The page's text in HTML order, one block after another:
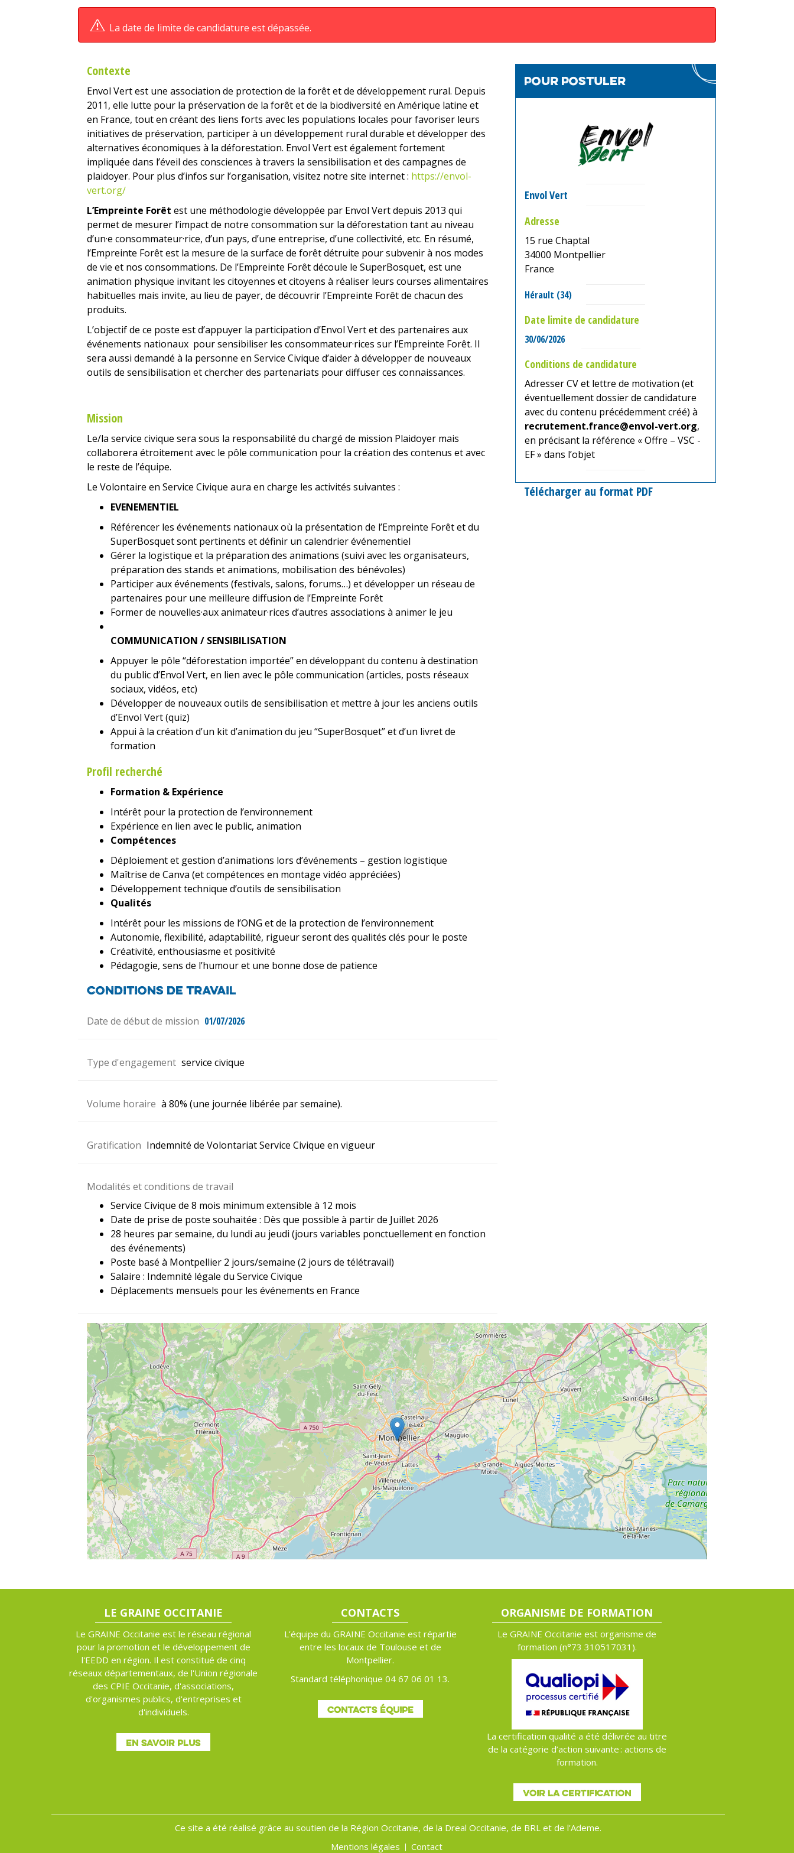
La date de limite de candidature est dépassée.
Contexte
Envol Vert est une association de protection de la forêt et de développement rural. Depuis
2011, elle lutte pour la préservation de la forêt et de la biodiversité en Amérique latine et
en France, tout en créant des liens forts avec les populations locales pour favoriser leurs
initiatives de préservation, participer à un développement rural durable et développer des
alternatives économiques à la déforestation. Envol Vert est également fortement
impliquée dans l’éveil des consciences à travers la sensibilisation et des campagnes de
plaidoyer. Pour plus d’infos sur l’organisation, visitez notre site internet : https://envol-
vert.org/
L’Empreinte Forêt est une méthodologie développée par Envol Vert depuis 2013 qui
permet de mesurer l’impact de notre consommation sur la déforestation tant au niveau
d’un·e consommateur·rice, d’un pays, d’une entreprise, d’une collectivité, etc. En résumé,
l’Empreinte Forêt est la mesure de la surface de forêt détruite pour subvenir à nos modes
de vie et nos consommations. De l’Empreinte Forêt découle le SuperBosquet, est une
animation physique invitant les citoyennes et citoyens à réaliser leurs courses alimentaires
habituelles mais invite, au lieu de payer, de découvrir l’Empreinte Forêt de chacun des
produits.
L’objectif de ce poste est d’appuyer la participation d’Envol Vert et des partenaires aux
événements nationaux pour sensibiliser les consommateur·rices sur l’Empreinte Forêt. Il
sera aussi demandé à la personne en Service Civique d’aider à développer de nouveaux
outils de sensibilisation et chercher des partenariats pour diffuser ces connaissances.
Mission
Le/la service civique sera sous la responsabilité du chargé de mission Plaidoyer mais
collaborera étroitement avec le pôle communication pour la création des contenus et avec
le reste de l’équipe.
Le Volontaire en Service Civique aura en charge les activités suivantes :
EVENEMENTIEL
Référencer les événements nationaux où la présentation de l’Empreinte Forêt et du
SuperBosquet sont pertinents et définir un calendrier événementiel
Gérer la logistique et la préparation des animations (suivi avec les organisateurs,
préparation des stands et animations, mobilisation des bénévoles)
Participer aux événements (festivals, salons, forums…) et développer un réseau de
partenaires pour une meilleure diffusion de l’Empreinte Forêt
Former de nouvelles·aux animateur·rices d’autres associations à animer le jeu
COMMUNICATION / SENSIBILISATION
Appuyer le pôle “déforestation importée” en développant du contenu à destination
du public d’Envol Vert, en lien avec le pôle communication (articles, posts réseaux
sociaux, vidéos, etc)
Développer de nouveaux outils de sensibilisation et mettre à jour les anciens outils
d’Envol Vert (quiz)
Appui à la création d’un kit d’animation du jeu “SuperBosquet” et d’un livret de
formation
Profil recherché
Formation & Expérience
Intérêt pour la protection de l’environnement
Expérience en lien avec le public, animation
Compétences
Déploiement et gestion d’animations lors d’événements – gestion logistique
Maîtrise de Canva (et compétences en montage vidéo appréciées)
Développement technique d’outils de sensibilisation
Qualités
Intérêt pour les missions de l’ONG et de la protection de l’environnement
Autonomie, flexibilité, adaptabilité, rigueur seront des qualités clés pour le poste
Créativité, enthousiasme et positivité
Pédagogie, sens de l’humour et une bonne dose de patience
Conditions de travail
Date de début de mission 01/07/2026
Type d'engagement service civique
Volume horaire à 80% (une journée libérée par semaine).
Gratification Indemnité de Volontariat Service Civique en vigueur
Modalités et conditions de travail
Service Civique de 8 mois minimum extensible à 12 mois
Date de prise de poste souhaitée : Dès que possible à partir de Juillet 2026
28 heures par semaine, du lundi au jeudi (jours variables ponctuellement en fonction
des événements)
Poste basé à Montpellier 2 jours/semaine (2 jours de télétravail)
Salaire : Indemnité légale du Service Civique
Déplacements mensuels pour les événements en France
Pour postuler
Envol Vert
Adresse
15 rue Chaptal
34000 Montpellier
France
Hérault (34)
Date limite de candidature
30/06/2026
Conditions de candidature
Adresser CV et lettre de motivation (et
éventuellement dossier de candidature
avec du contenu précédemment créé) à
recrutement.france@envol-vert.org,
en précisant la référence « Offre – VSC -
EF » dans l’objet
Télécharger au format PDF
LE GRAINE OCCITANIE
Le GRAINE Occitanie est le réseau régional
pour la promotion et le développement de
l'EEDD en région. Il est constitué de cinq
réseaux départementaux, de l'Union régionale
des CPIE Occitanie, d'associations,
d'organismes publics, d'entreprises et
d'individuels.
EN SAVOIR PLUS
CONTACTS
L’équipe du GRAINE Occitanie est répartie
entre les locaux de Toulouse et de
Montpellier.
Standard téléphonique 04 67 06 01 13.
CONTACTS ÉQUIPE
ORGANISME DE FORMATION
Le GRAINE Occitanie est organisme de
formation (n°73 310517031).
La certification qualité a été délivrée au titre
de la catégorie d’action suivante : actions de
formation.
VOIR LA CERTIFICATION
Ce site a été réalisé grâce au soutien de la Région Occitanie, de la Dreal Occitanie, de BRL et de l'Ademe.
Mentions légales Contact